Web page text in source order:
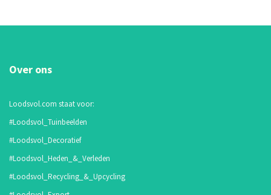
Over ons
Loodsvol.com staat voor:
#Loodsvol_Tuinbeelden
#Loodsvol_Decoratief
#Loodsvol_Heden_&_Verleden
#Loodsvol_Recycling_&_Upcycling